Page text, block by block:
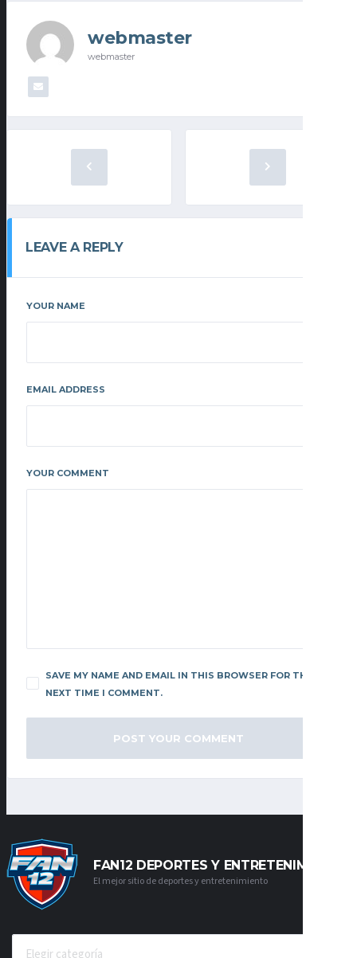
webmaster
webmaster
LEAVE A REPLY
YOUR NAME
EMAIL ADDRESS
YOUR COMMENT
SAVE MY NAME AND EMAIL IN THIS BROWSER FOR THE
NEXT TIME I COMMENT.
FAN12 DEPORTES Y ENTRETENIMIENTO
El mejor sitio de deportes y entretenimiento